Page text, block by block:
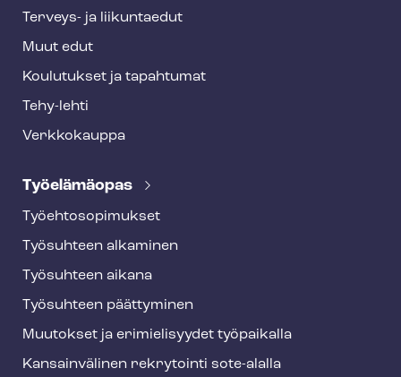
Terveys- ja liikuntaedut
Muut edut
Koulutukset ja tapahtumat
Tehy-lehti
Verkkokauppa
Työelämäopas
Työ­eh­to­so­pi­muk­set
Työsuhteen alkaminen
Työsuhteen aikana
Työsuhteen päättyminen
Muutokset ja erimielisyydet työpaikalla
Kansainvälinen rekrytointi sote-alalla